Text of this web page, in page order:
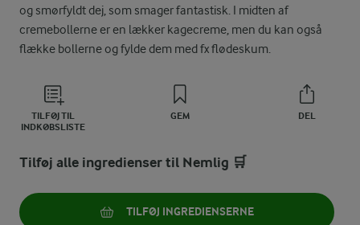
og smørfyldt dej, som smager fantastisk. I midten af
cremebollerne er en lækker kagecreme, men du kan også
flække bollerne og fylde dem med fx flødeskum.
TILFØJ TIL
INDKØBSLISTE
GEM DEL
Tilføj alle ingredienser til Nemlig 🛒
TILFØJ INGREDIENSERNE